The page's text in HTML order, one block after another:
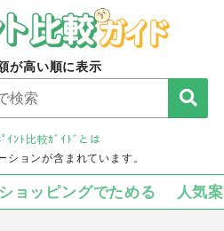
が高い順に表示
ｲﾝﾄ比較ｶﾞｲﾄﾞとは
ションが含まれています。
ョッピングでためる 人気